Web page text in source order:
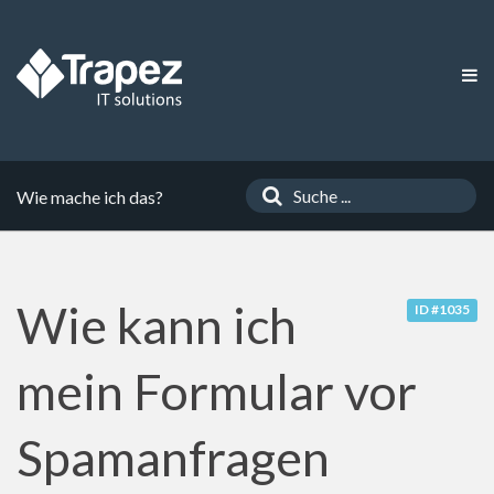
Wie mache ich das?
ID #1035
Wie kann ich
mein Formular vor
Spamanfragen